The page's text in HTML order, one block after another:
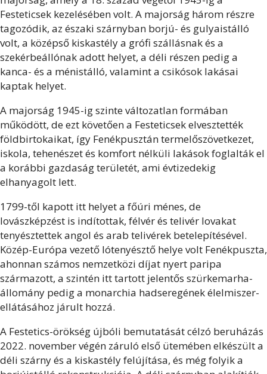
Festeticsek kezelésében volt. A majorság három részre
tagozódik, az északi szárnyban borjú- és gulyaistálló
volt, a középső kiskastély a grófi szállásnak és a
szekérbeállónak adott helyet, a déli részen pedig a
kanca- és a ménistálló, valamint a csikósok lakásai
kaptak helyet.
A majorság 1945-ig szinte változatlan formában
működött, de ezt követően a Festeticsek elvesztették
földbirtokaikat, így Fenékpusztán termelőszövetkezet,
iskola, tehenészet és komfort nélküli lakások foglalták el
a korábbi gazdaság területét, ami évtizedekig
elhanyagolt lett.
1799-től kapott itt helyet a főúri ménes, de
lovászképzést is indítottak, félvér és telivér lovakat
tenyésztettek angol és arab telivérek betelepítésével.
Közép-Európa vezető lótenyésztő helye volt Fenékpuszta,
ahonnan számos nemzetközi díjat nyert paripa
származott, a szintén itt tartott jelentős szürkemarha-
állomány pedig a monarchia hadseregének élelmiszer-
ellátásához járult hozzá.
A Festetics-örökség újbóli bemutatását célzó beruházás
2022. november végén záruló első ütemében elkészült a
déli szárny és a kiskastély felújítása, és még folyik a